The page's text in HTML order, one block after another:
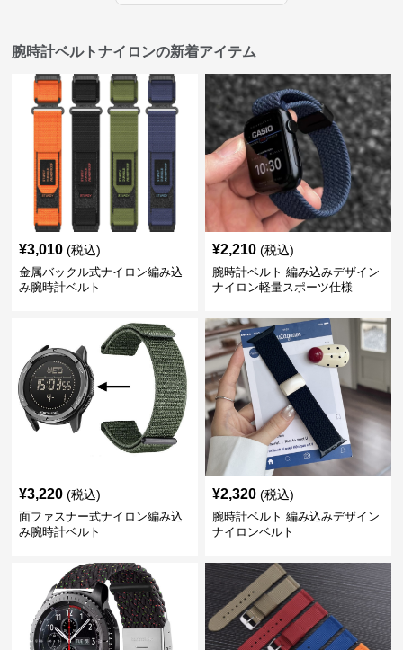
腕時計ベルトナイロンの新着アイテム
¥3,010 (税込)
金属バックル式ナイロン編み込
み腕時計ベルト
¥2,210 (税込)
腕時計ベルト 編み込みデザイン
ナイロン軽量スポーツ仕様
¥3,220 (税込)
面ファスナー式ナイロン編み込
み腕時計ベルト
¥2,320 (税込)
腕時計ベルト 編み込みデザイン
ナイロンベルト